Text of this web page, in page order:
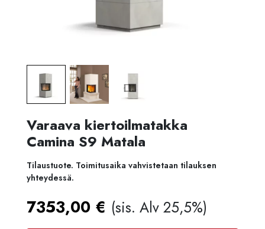
Varaava kiertoilmatakka
Camina S9 Matala
Tilaustuote. Toimitusaika vahvistetaan tilauksen
yhteydessä.
7353,00 € (sis. Alv 25,5%)